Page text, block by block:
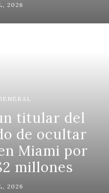
2026
titular del
de ocultar
Miami por
millones
2026